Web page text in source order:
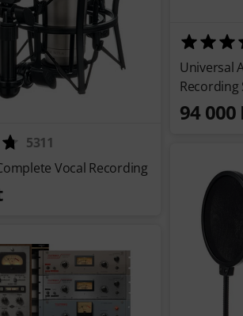
5311
Vocal Recording
Universal
Recording
94 000